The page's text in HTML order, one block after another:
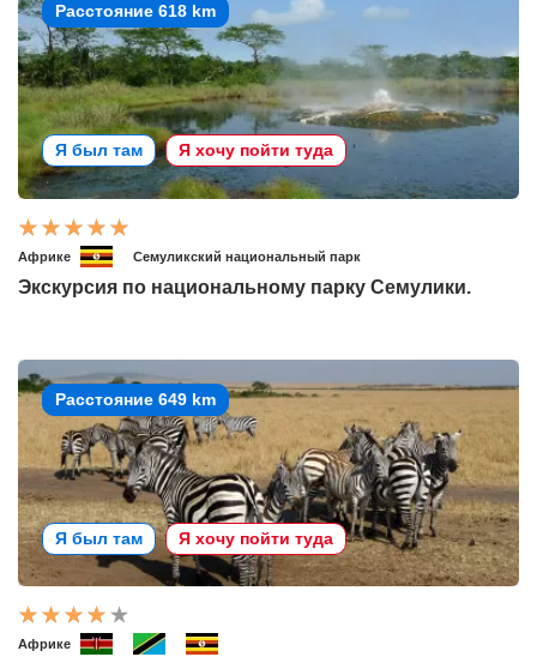
Расстояние 618 km
Я был там Я хочу пойти туда
Африке Семуликский национальный парк
Экскурсия по национальному парку Семулики.
Расстояние 649 km
Я был там Я хочу пойти туда
Африке